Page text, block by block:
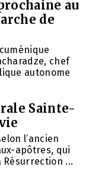
au
de
chef
autonome
Sainte-
l’ancien
apôtres, qui
...